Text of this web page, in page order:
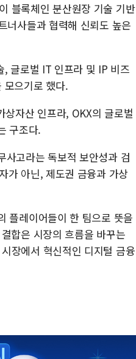
블록체인 분산원장 기술 기반
너사들과 협력해 신뢰도 높은
, 글로벌 IT 인프라 및 IP 비즈
모으기로 했다.
자산 인프라, OKX의 글로벌
구조다.
사고라는 독보적 보안성과 검
가 아닌, 제도권 금융과 가상
플레이어들이 한 팀으로 뜻을
합은 시장의 흐름을 바꾸는
장에서 혁신적인 디지털 금융